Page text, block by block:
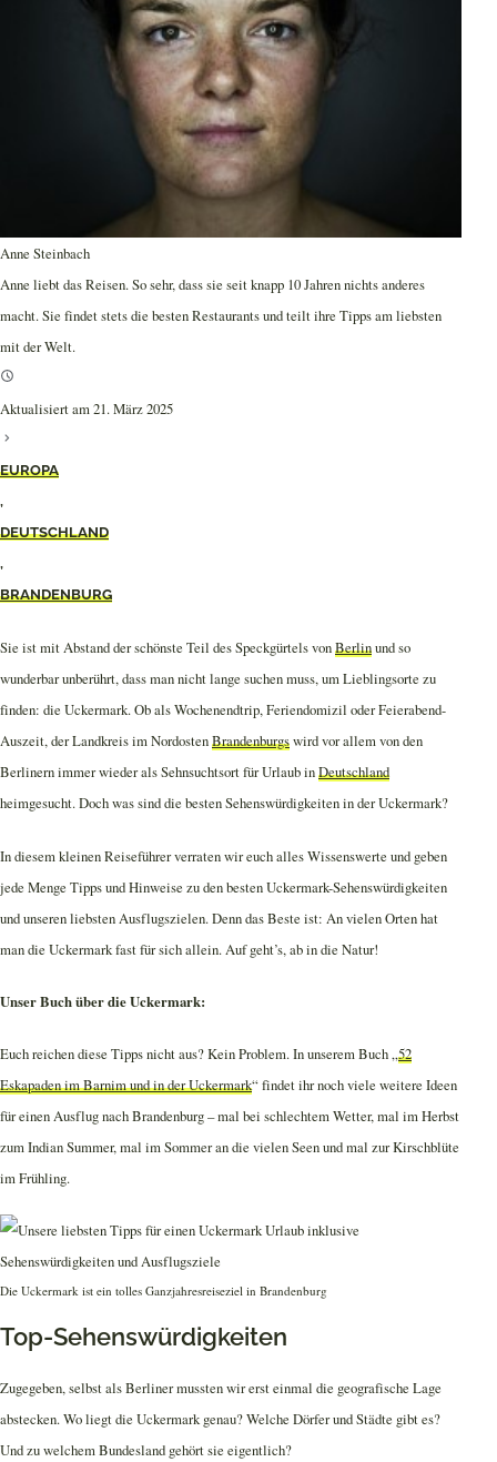
Anne Steinbach
Anne liebt das Reisen. So sehr, dass sie seit knapp 10 Jahren nichts anderes
macht. Sie findet stets die besten Restaurants und teilt ihre Tipps am liebsten
mit der Welt.
Aktualisiert am 21. März 2025
EUROPA
,
DEUTSCHLAND
,
BRANDENBURG
Sie ist mit Abstand der schönste Teil des Speckgürtels vonBerlinund so
wunderbar unberührt, dass man nicht lange suchen muss, um Lieblingsorte zu
finden: die Uckermark. Ob als Wochenendtrip, Feriendomizil oder Feierabend-
Auszeit, der Landkreis im NordostenBrandenburgswird vor allem von den
Berlinern immer wieder als Sehnsuchtsort für Urlaub inDeutschland
heimgesucht. Doch was sind die besten Sehenswürdigkeiten in der Uckermark?
In diesem kleinen Reiseführer verraten wir euch alles Wissenswerte und geben
jede Menge Tipps und Hinweise zu den besten Uckermark-Sehenswürdigkeiten
und unseren liebsten Ausflugszielen. Denn das Beste ist: An vielen Orten hat
man die Uckermark fast für sich allein. Auf geht’s, ab in die Natur!
Unser Buch über die Uckermark:
Euch reichen diese Tipps nicht aus? Kein Problem. In unserem Buch „52
Eskapaden im Barnim und in der Uckermark“ findet ihr noch viele weitere Ideen
für einen Ausflug nach Brandenburg – mal bei schlechtem Wetter, mal im Herbst
zum Indian Summer, mal im Sommer an die vielen Seen und mal zur Kirschblüte
im Frühling.
Die Uckermark ist ein tolles Ganzjahresreiseziel in Brandenburg
Top-Sehenswürdigkeiten
Zugegeben, selbst als Berliner mussten wir erst einmal die geografische Lage
abstecken. Wo liegt die Uckermark genau? Welche Dörfer und Städte gibt es?
Und zu welchem Bundesland gehört sie eigentlich?